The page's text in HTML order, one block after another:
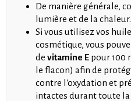
De manière générale,
lumière et de la chaleur.
Si vous utilisez vos
cosmétique, vous
de vitamine E pour 100
le flacon) afin de
contre l'oxydation et
intactes durant toute